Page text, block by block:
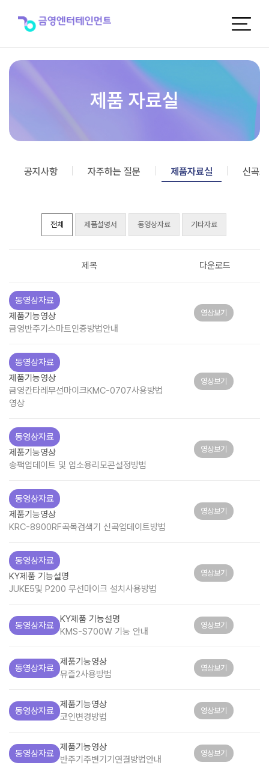
제품 자료실
공지사항 자주하는 질문 제품자료실 신곡
전체 제품설명서 동영상자료 기타자료
제목 다운로드
동영상자료
제품기능영상
금영반주기스마트인증방법안내
영상보기
동영상자료
제품기능영상
금영칸타레무선마이크KMC-0707사용방법
영상
영상보기
동영상자료
제품기능영상
송팩업데이트 및 업소용리모콘설정방법
영상보기
동영상자료
제품기능영상
KRC-8900RF곡목검색기 신곡업데이트방법
영상보기
동영상자료
KY제품 기능설명
JUKE5및 P200 무선마이크 설치사용방법
영상보기
동영상자료
KY제품 기능설명
KMS-S700W 기능 안내
영상보기
동영상자료
제품기능영상
뮤즐2사용방법
영상보기
동영상자료
제품기능영상
코인변경방법
영상보기
동영상자료
제품기능영상
반주기주변기기연결방법안내
영상보기